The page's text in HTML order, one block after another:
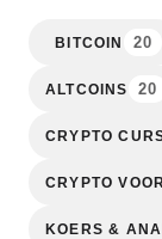
BITCOIN 20
ALTCOINS 20
CRYPTO
CRYPTO
KOERS &